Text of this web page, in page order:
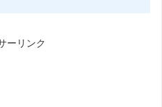
ーリンク